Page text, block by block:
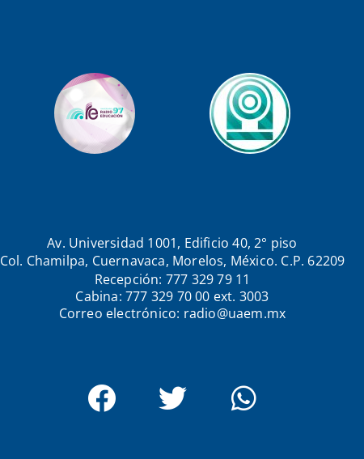
Av. Universidad 1001, Edificio 40, 2° piso
Col. Chamilpa, Cuernavaca, Morelos, México. C.P. 62209
Recepción: 777 329 79 11
Cabina: 777 329 70 00 ext. 3003
Correo electrónico: radio@uaem.mx